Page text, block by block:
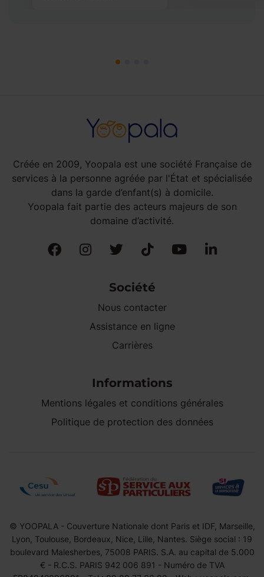
Créée en 2009, Yoopala est une société Française de
services à la personne agréée par l'État et spécialisée
dans la garde d’enfant(s) à domicile.
Yoopala fait partie des acteurs majeurs de son
domaine d’activité.
Société
Nous contacter
Assistance en ligne
Carrières
Informations
Mentions légales et conditions générales
Politique de protection des données
© YOOPALA - Couverture Nationale dont Paris et IDF, Marseille,
Lyon, Toulouse, Bordeaux, Nice, Lille, Nantes. Siège social : 19
boulevard Malesherbes, 75008 PARIS. S.A. au capital de 5.000
€ - R.C.S. PARIS 942 006 891 - Numéro de TVA